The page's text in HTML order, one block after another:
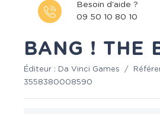
Besoin d'aide ?
09 50 10 80 10
BANG ! THE
Éditeur : Da Vinci Games /
3558380008590